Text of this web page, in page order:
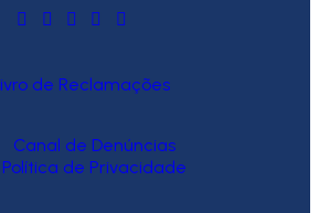
Canal de Denúncias
Política de Privacidade